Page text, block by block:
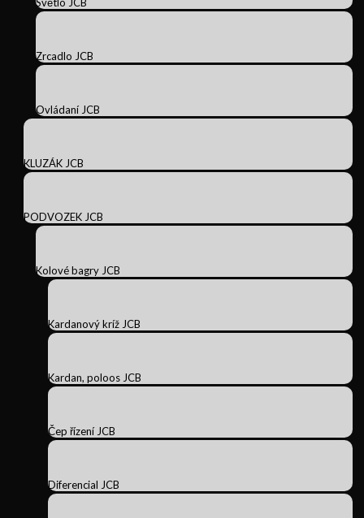
Zrcadlo JCB
Ovládaní JCB
KLUZÁK JCB
PODVOZEK JCB
Kolové bagry JCB
Kardanový kríž JCB
Kardan, poloos JCB
Čep řízení JCB
Diferencial JCB